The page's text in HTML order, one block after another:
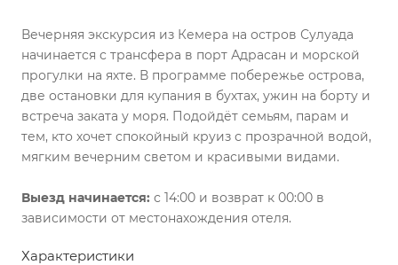
Вечерняя экскурсия из Кемера на остров Сулуада
начинается с трансфера в порт Адрасан и морской
прогулки на яхте. В программе побережье острова,
две остановки для купания в бухтах, ужин на борту и
встреча заката у моря. Подойдёт семьям, парам и
тем, кто хочет спокойный круиз с прозрачной водой,
мягким вечерним светом и красивыми видами.
Выезд начинается: с 14:00 и возврат к 00:00 в
зависимости от местонахождения отеля.
Характеристики